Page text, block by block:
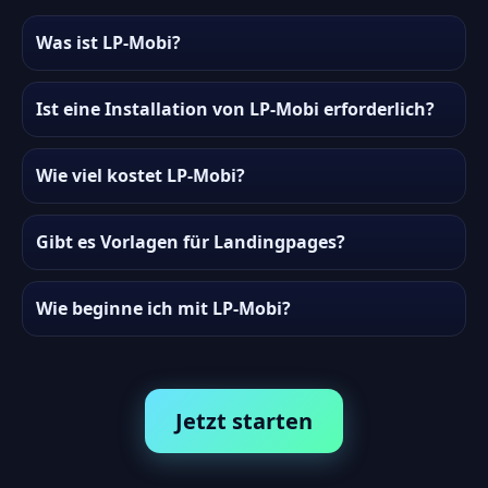
Was ist LP-Mobi?
Ist eine Installation von LP-Mobi erforderlich?
Wie viel kostet LP-Mobi?
Gibt es Vorlagen für Landingpages?
Wie beginne ich mit LP-Mobi?
Jetzt starten